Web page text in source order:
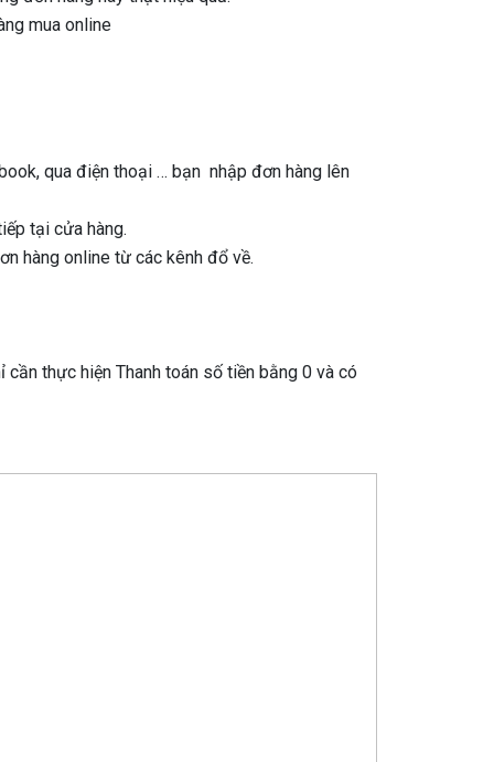
mua online
qua điện thoại … bạn nhập đơn hàng lên
tại cửa hàng.
hàng online từ các kênh đổ về.
thực hiện Thanh toán số tiền bằng 0 và có